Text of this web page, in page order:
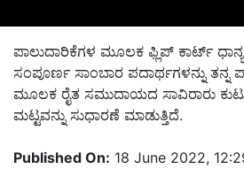
ಪಾಲುದಾರಿಕೆಗಳ ಮೂಲಕ ಫ್ಲಿಪ್ ಕಾರ್ಟ್
ಸಂಪೂರ್ಣ ಸಾಂಬಾರ ಪದಾರ್ಥಗಳನ್ನು ತನ್ನ
ಮೂಲಕ ರೈತ ಸಮುದಾಯದ ಸಾವಿರಾರು
ಮಟ್ಟವನ್ನು ಸುಧಾರಣೆ ಮಾಡುತ್ತಿದೆ.
Published On: 18 June 2022,